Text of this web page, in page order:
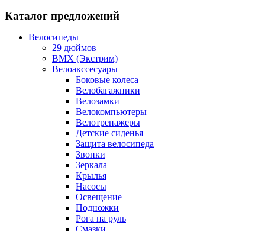
Каталог предложений
Велосипеды
29 дюймов
BMX (Экстрим)
Велоакссесуары
Боковые колеса
Велобагажники
Велозамки
Велокомпьютеры
Велотренажеры
Детские сиденья
Защита велосипеда
Звонки
Зеркала
Крылья
Насосы
Освещение
Подножки
Рога на руль
Смазки